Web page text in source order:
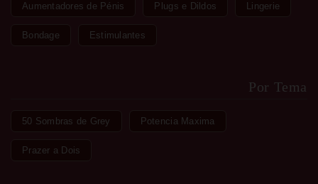
Aumentadores de Pénis Plugs e Dildos Lingerie
Bondage Estimulantes
Por Tema
50 Sombras de Grey Potencia Maxima
Prazer a Dois